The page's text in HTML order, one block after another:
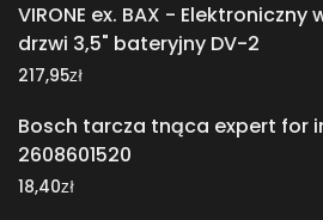
VIRONE ex. BAX - Elektroniczny
drzwi 3,5" bateryjny DV-2
217,95zł
Bosch tarcza tnąca expert for
2608601520
18,40zł